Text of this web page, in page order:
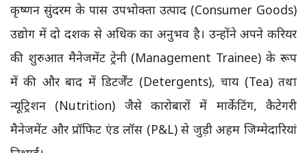
कृष्णन सुंदरम के पास उपभोक्ता उत्पाद (Consumer Goods)
उद्योग में दो दशक से अधिक का अनुभव है। उन्होंने अपने करियर
की शुरुआत मैनेजमेंट ट्रेनी (Management Trainee) के रूप
में की और बाद में डिटर्जेंट (Detergents), चाय (Tea) तथा
न्यूट्रिशन (Nutrition) जैसे कारोबारों में मार्केटिंग, कैटेगरी
मैनेजमेंट और प्रॉफिट एंड लॉस (P&L) से जुड़ी अहम जिम्मेदारियां